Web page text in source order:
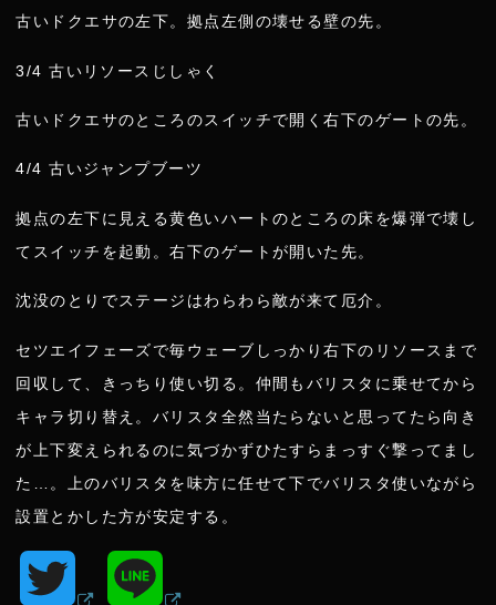
古いドクエサの左下。拠点左側の壊せる壁の先。
3/4 古いリソースじしゃく
古いドクエサのところのスイッチで開く右下のゲートの先。
4/4 古いジャンプブーツ
拠点の左下に見える黄色いハートのところの床を爆弾で壊し
てスイッチを起動。右下のゲートが開いた先。
沈没のとりでステージはわらわら敵が来て厄介。
セツエイフェーズで毎ウェーブしっかり右下のリソースまで
回収して、きっちり使い切る。仲間もバリスタに乗せてから
キャラ切り替え。バリスタ全然当たらないと思ってたら向き
が上下変えられるのに気づかずひたすらまっすぐ撃ってまし
た…。上のバリスタを味方に任せて下でバリスタ使いながら
設置とかした方が安定する。